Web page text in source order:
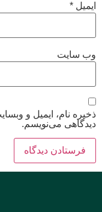
ایمیل *
وب‌ سایت
ذخیره نام، ایمیل و
دیدگاهی می‌نویسم.